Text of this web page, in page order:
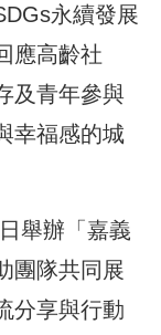
永續發展
應高齡社
及青年參與
幸福感的城
舉辦「嘉義
團隊共同展
分享與行動